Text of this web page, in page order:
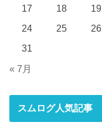
17
18 19
24
25 26
31
« 7月
スムログ人気記事